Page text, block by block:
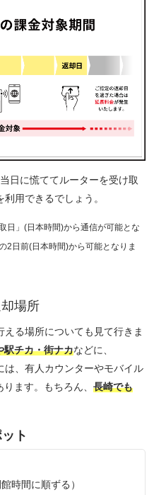
日に慌ててルーターを受け取
用できるでしょう。
日」(日本時間)から通信が可能とな
2日前(日本時間)から可能となりま
場所
る場所についても見て行きま
駅チカ・街ナカなどに、
は、有人カウンターやモバイル
ます。もちろん、 長崎でも
ト
時間に順ずる）